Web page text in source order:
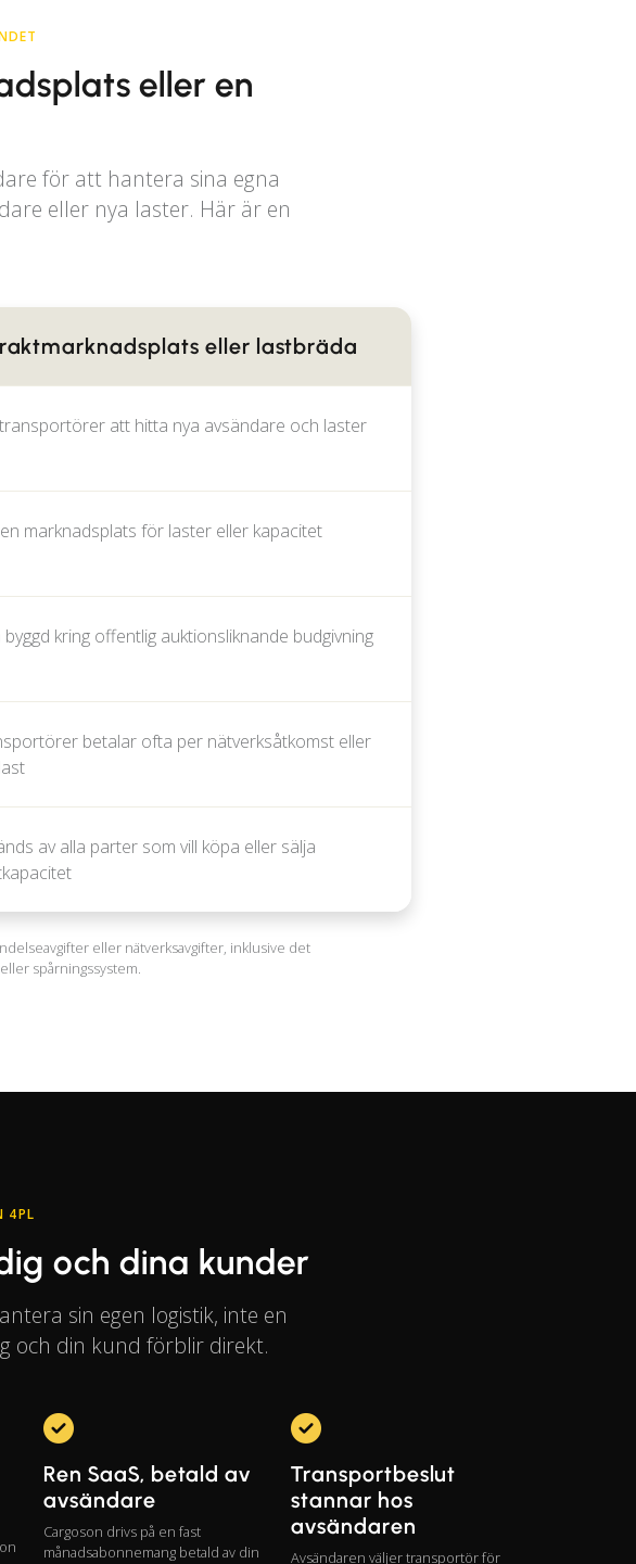
eller en
för att hantera sina egna
eller nya laster. Här är en
eller lastbräda
att hitta nya avsändare och laster
marknadsplats för laster eller kapacitet
byggd kring offentlig auktionsliknande budgivning
betalar ofta per nätverksåtkomst eller
av alla parter som vill köpa eller sälja
eller nätverksavgifter, inklusive det
spårningssystem.
4PL
och dina kunder
sin egen logistik, inte en
och din kund förblir direkt.
Ren SaaS, betald av
avsändare
Cargoson drivs på en fast
månadsabonnemang betald av din
Transportbeslut
stannar hos
avsändaren
Avsändaren väljer transportör för